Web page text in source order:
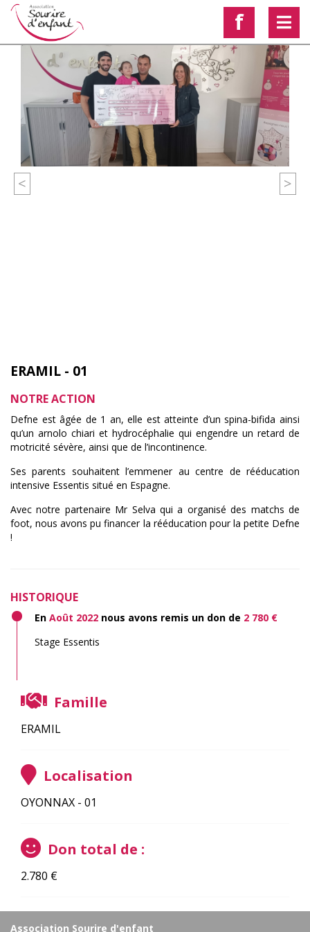
f
< >
ERAMIL - 01
NOTRE ACTION
Defne est âgée de 1 an, elle est atteinte d’un spina-bifida ainsi
qu’un arnolo chiari et hydrocéphalie qui engendre un retard de
motricité sévère, ainsi que de l’incontinence.
Ses parents souhaitent l’emmener au centre de rééducation
intensive Essentis situé en Espagne.
Avec notre partenaire Mr Selva qui a organisé des matchs de
foot, nous avons pu financer la rééducation pour la petite Defne
!
HISTORIQUE
En Août 2022 nous avons remis un don de 2 780 €
Stage Essentis
Famille
ERAMIL
Localisation
OYONNAX - 01
Don total de :
2.780 €
Association Sourire d'enfant